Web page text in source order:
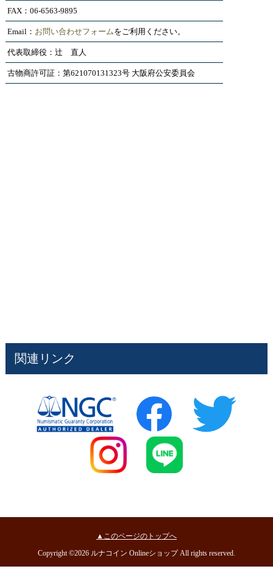
FAX：06-6563-9895
Email： お問い合わせフォームをご利用ください。
代表取締役：辻 直人
古物商許可証：第621070131323号 大阪府公安委員会
関連リンク
▲このページのトップへ
Copyright ©2026 ルナコイン Onlineショップ All rights reserved.